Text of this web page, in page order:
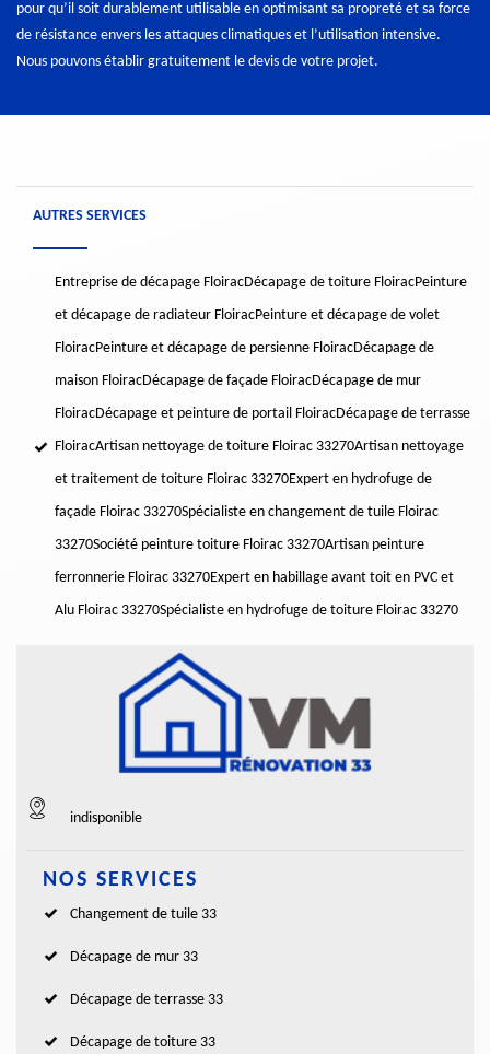
pour qu’il soit durablement utilisable en optimisant sa propreté et sa force
de résistance envers les attaques climatiques et l’utilisation intensive.
Nous pouvons établir gratuitement le devis de votre projet.
AUTRES SERVICES
Entreprise de décapage FloiracDécapage de toiture FloiracPeinture
et décapage de radiateur FloiracPeinture et décapage de volet
FloiracPeinture et décapage de persienne FloiracDécapage de
maison FloiracDécapage de façade FloiracDécapage de mur
FloiracDécapage et peinture de portail FloiracDécapage de terrasse
FloiracArtisan nettoyage de toiture Floirac 33270Artisan nettoyage
et traitement de toiture Floirac 33270Expert en hydrofuge de
façade Floirac 33270Spécialiste en changement de tuile Floirac
33270Société peinture toiture Floirac 33270Artisan peinture
ferronnerie Floirac 33270Expert en habillage avant toit en PVC et
Alu Floirac 33270Spécialiste en hydrofuge de toiture Floirac 33270
indisponible
NOS SERVICES
Changement de tuile 33
Décapage de mur 33
Décapage de terrasse 33
Décapage de toiture 33